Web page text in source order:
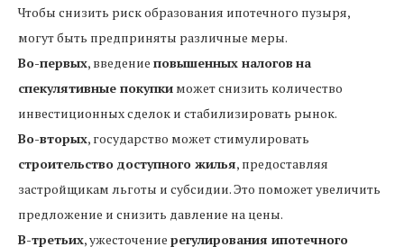
Чтобы снизить риск образования ипотечного пузыря,
могут быть предприняты различные меры.
Во-первых, введение повышенных налогов на
спекулятивные покупки может снизить количество
инвестиционных сделок и стабилизировать рынок.
Во-вторых, государство может стимулировать
строительство доступного жилья, предоставляя
застройщикам льготы и субсидии. Это поможет увеличить
предложение и снизить давление на цены.
В-третьих, ужесточение регулирования ипотечного